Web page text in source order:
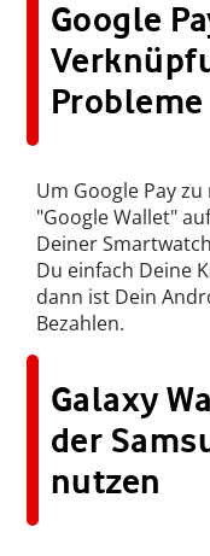
Google
Um Google Pay
"Google Wallet"
Deiner
Du einfach Deine
dann ist Dein
Bezahlen.
Galaxy
der
nutzen